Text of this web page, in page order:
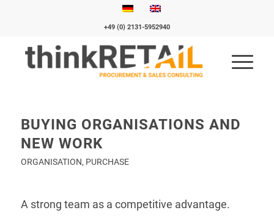
+49 (0) 2131-5952940
BUYING ORGANISATIONS AND
NEW WORK
ORGANISATION, PURCHASE
A strong team as a competitive advantage.